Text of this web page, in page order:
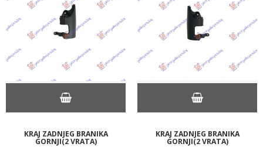
KRAJ ZADNJEG BRANIKA
GORNJI(2 VRATA)
KRAJ ZADNJEG BRANIKA
GORNJI(2 VRATA)